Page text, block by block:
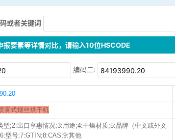
或者关键词
报要素等详情对比，请输入10位HSCODE
编码二:
雾式烟丝烘干机
型;2:出口享惠情况;3:用途;4:干燥材质;5:品牌（中文或外文
型号;7:GTIN;8:CAS;9:其他